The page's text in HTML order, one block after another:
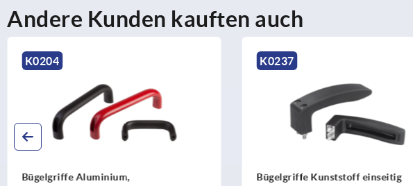
Andere Kunden kauften auch
K0237
Bügelgriffe Kunststoff einseitig
K0190
Bügelgriffe Kunststoff